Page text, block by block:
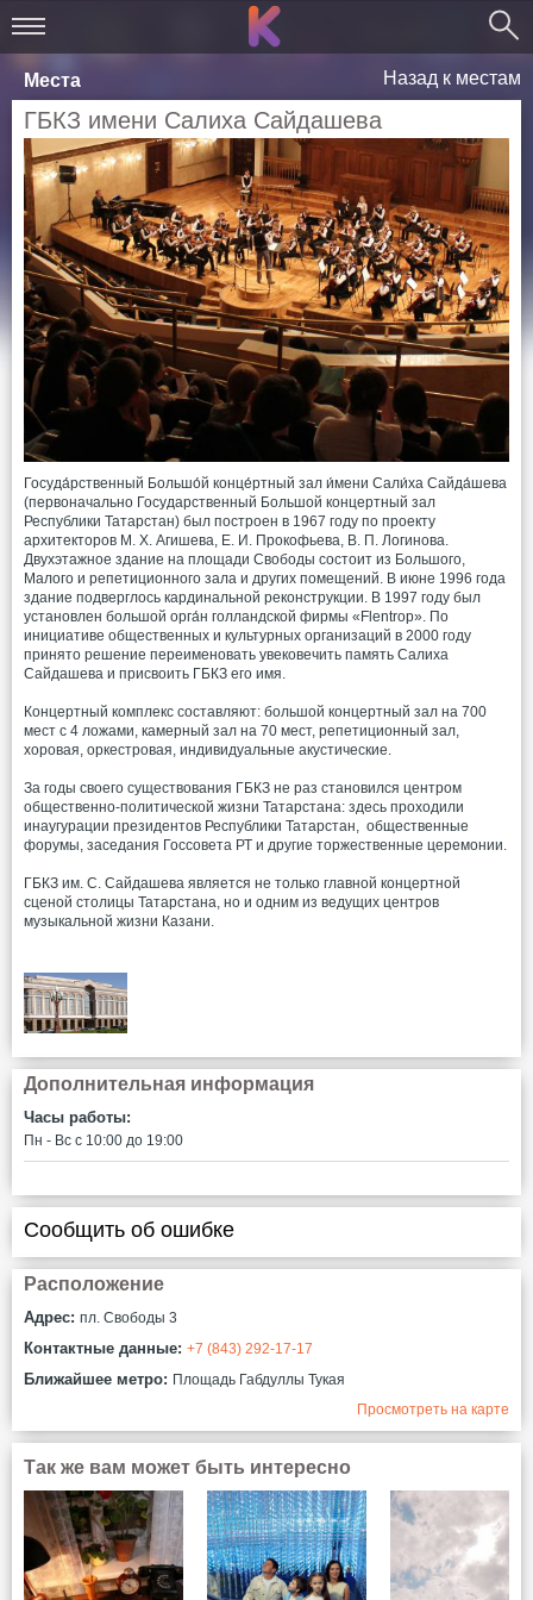
Места Назад к местам
ГБКЗ имени Салиха Сайдашева
Госуда́рственный Большо́й конце́ртный зал и́мени Сали́ха Сайда́шева
(первоначально Государственный Большой концертный зал
Республики Татарстан) был построен в 1967 году по проекту
архитекторов М. Х. Агишева, Е. И. Прокофьева, В. П. Логинова.
Двухэтажное здание на площади Свободы состоит из Большого,
Малого и репетиционного зала и других помещений. В июне 1996 года
здание подверглось кардинальной реконструкции. В 1997 году был
установлен большой орга́н голландской фирмы «Flentrop». По
инициативе общественных и культурных организаций в 2000 году
принято решение переименовать увековечить память Салиха
Сайдашева и присвоить ГБКЗ его имя.
Концертный комплекс составляют: большой концертный зал на 700
мест с 4 ложами, камерный зал на 70 мест, репетиционный зал,
хоровая, оркестровая, индивидуальные акустические.
За годы своего существования ГБКЗ не раз становился центром
общественно-политической жизни Татарстана: здесь проходили
инаугурации президентов Республики Татарстан, общественные
форумы, заседания Госсовета РТ и другие торжественные церемонии.
ГБКЗ им. С. Сайдашева является не только главной концертной
сценой столицы Татарстана, но и одним из ведущих центров
музыкальной жизни Казани.
Дополнительная информация
Часы работы:
Пн - Вс c 10:00 до 19:00
Сообщить об ошибке
Расположение
Адрес: пл. Свободы 3
Контактные данные: +7 (843) 292-17-17
Ближайшее метро: Площадь Габдуллы Тукая
Просмотреть на карте
Так же вам может быть интересно